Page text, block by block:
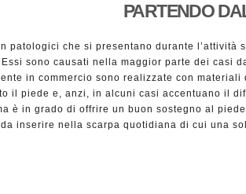
PARTENDO
patologici che si presentano durante
sono causati nella maggior parte dei casi
in commercio sono realizzate con
il piede e, anzi, in alcuni casi accentuano il
è in grado di offrire un buon sostegno al
inserire nella scarpa quotidiana di cui una